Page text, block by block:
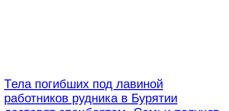
Тела погибших под лавиной
работников рудника в Бурятии